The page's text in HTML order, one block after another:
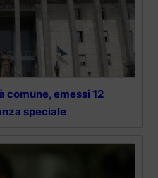
comune, emessi 12
speciale